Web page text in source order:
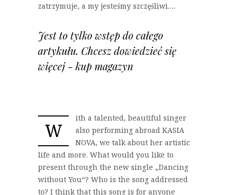
zatrzymuje, a my jesteśmy szczęśliwi….
Jest to tylko wstęp do całego
artykułu. Chcesz dowiedzieć się
więcej - kup magazyn
W
ith a talented, beautiful singer
also performing abroad KASIA
NOVA, we talk about her artistic
life and more. What would you like to
present through the new single „Dancing
without You“? Who is the song addressed
to? I think that this song is for anyone